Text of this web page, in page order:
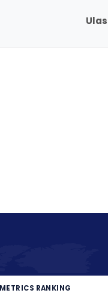
RANKING